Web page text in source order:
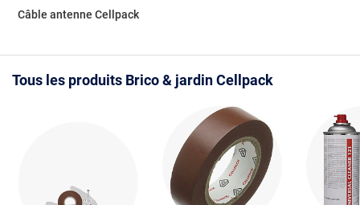
Câble antenne Cellpack
Tous les produits Brico & jardin Cellpack